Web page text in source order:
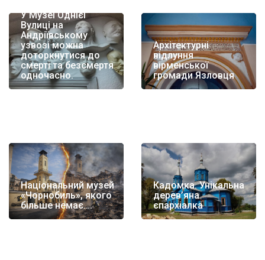
У Музеї Однієї
Вулиці на
Андріївському
узвозі можна
доторкнутися до
смерті та безсмертя
одночасно.
Архітектурні
відлуння
вірменської
громади Язловця
Національний музей
«Чорнобиль», якого
більше немає….
Кадомка. Унікальна
дерев’яна
єпархіалка